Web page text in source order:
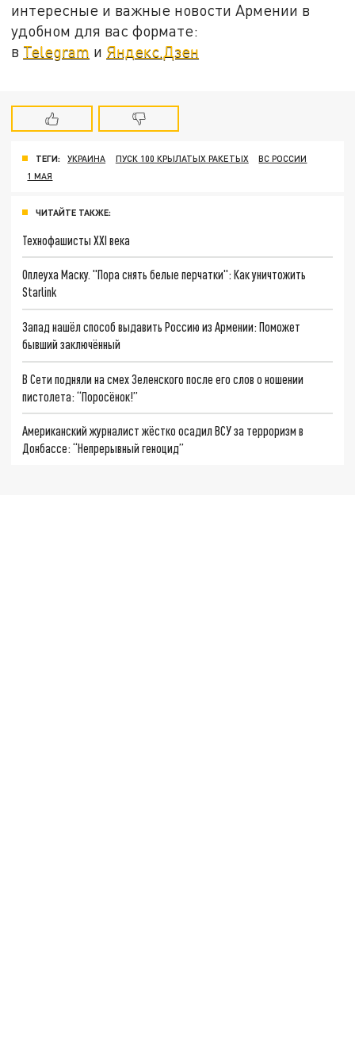
интересные и важные новости Армении в
удобном для вас формате:
в Telegram и Яндекс.Дзен
ТЕГИ: УКРАИНА ПУСК 100 КРЫЛАТЫХ РАКЕТЫХ
ВС РОССИИ
1 МАЯ
ЧИТАЙТЕ ТАКЖЕ:
Технофашисты XXI века
Оплеуха Маску. "Пора снять белые перчатки": Как уничтожить
Starlink
Запад нашёл способ выдавить Россию из Армении: Поможет
бывший заключённый
В Сети подняли на смех Зеленского после его слов о ношении
пистолета: “Поросёнок!”
Американский журналист жёстко осадил ВСУ за терроризм в
Донбассе: “Непрерывный геноцид”